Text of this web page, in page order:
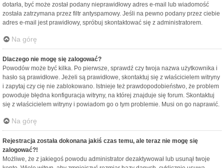
dotarła, być może został podany nieprawidłowy adres e-mail lub wiadomość
została zatrzymana przez filtr antyspamowy. Jeśli na pewno podany przez ciebie
adres e-mail jest prawidłowy, spróbuj skontaktować się z administratorem.
Na górę
Dlaczego nie mogę się zalogować?
Powodów może być kilka. Po pierwsze, sprawdź czy twoja nazwa użytkownika i
hasło są prawidłowe. Jeżeli są prawidłowe, skontaktuj się z właścicielem witryny
i zapytaj czy cię nie zablokowano. Istnieje też prawdopodobieństwo, że problem
powoduje błędna konfiguracja witryny, na której znajduje się forum. Skontaktuj
się z właścicielem witryny i powiadom go o tym problemie. Musi on go naprawić.
Na górę
Rejestracja została dokonana jakiś czas temu, ale teraz nie mogę się
zalogować?!
Możliwe, że z jakiegoś powodu administrator dezaktywował lub usunął twoje